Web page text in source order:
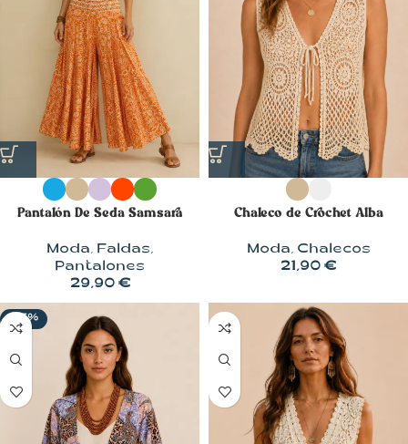
Pantalón De Seda Samsara
Moda, Faldas,
Pantalones
29,90 €
Chaleco de Crochet Alba
Moda, Chalecos
21,90 €
-55%